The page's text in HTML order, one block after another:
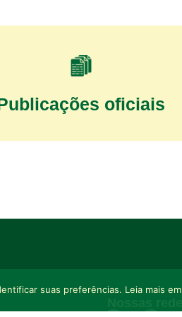
oficiais
suas preferências. Leia mais